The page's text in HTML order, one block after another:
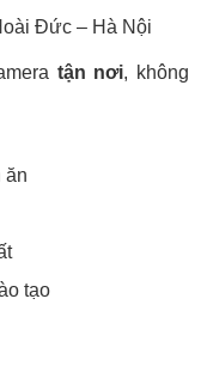
Đức – Hà Nội
tận nơi, không
ăn
tạo